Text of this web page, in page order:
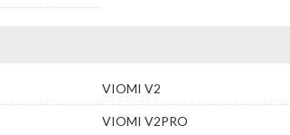
VIOMI V2
VIOMI V2PRO